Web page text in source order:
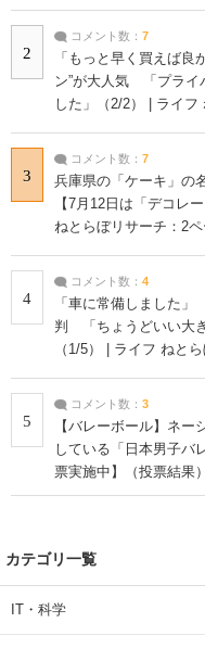
2
コメント数： 7
「もっと早く買えば
ン”が大人気 「プライ
した」（2/2） | ライフ
3
コメント数： 7
兵庫県の「ケーキ」の
【7月12日は「デコレ
ねとらぼリサーチ：2ペ
4
コメント数： 4
「車に常備しました
判 「ちょうどいい大
（1/5） | ライフ ねと
5
コメント数： 3
【バレーボール】ネ
している「日本男子バ
票実施中】（投票結果
カテゴリ一覧
IT・科学